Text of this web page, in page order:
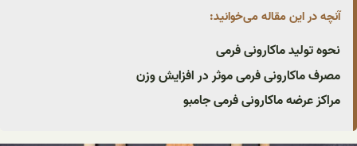
آنچه در این مقاله می‌خوانید:
نحوه تولید ماکارونی فرمی
مصرف ماکارونی فرمی موثر در افزایش وزن
مراکز عرضه ماکارونی فرمی جامبو